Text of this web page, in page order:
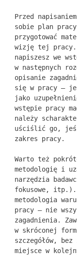
Przed
sobie plan
przygotować
wizję tej pracy.
napiszesz we
w następnych
opisanie
się w pracy – je
jako
wstępie pracy
należy
uściślić go,
zakres pracy.
Warto też
metodologię i
narzędzia
fokusowe, itp.).
metodologia
pracy – nie
zagadnienia.
w skróconej
szczegółów,
miejsce w